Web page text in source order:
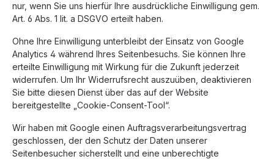
nur, wenn Sie uns hierfür Ihre ausdrückliche Einwilligung gem.
Art. 6 Abs. 1 lit. a DSGVO erteilt haben.
Ohne Ihre Einwilligung unterbleibt der Einsatz von Google
Analytics 4 während Ihres Seitenbesuchs. Sie können Ihre
erteilte Einwilligung mit Wirkung für die Zukunft jederzeit
widerrufen. Um Ihr Widerrufsrecht auszuüben, deaktivieren
Sie bitte diesen Dienst über das auf der Website
bereitgestellte „Cookie-Consent-Tool“.
Wir haben mit Google einen Auftragsverarbeitungsvertrag
geschlossen, der den Schutz der Daten unserer
Seitenbesucher sicherstellt und eine unberechtigte